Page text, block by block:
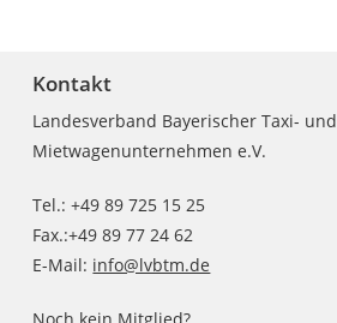
Kontakt
Landesverband Bayerischer Taxi- und
Mietwagenunternehmen e.V.
Tel.: +49 89 725 15 25
Fax.:+49 89 77 24 62
E-Mail: info@lvbtm.de